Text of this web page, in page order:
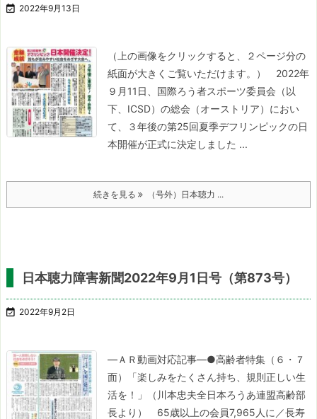
 2022年9月13日
（上の画像をクリックすると、２ページ分の
紙面が大きくご覧いただけます。）
2022年
９月11日、国際ろう者スポーツ委員会（以
下、ICSD）の総会（オーストリア）におい
て、３年後の第25回夏季デフリンピックの日
本開催が正式に決定しました ...
続きを見る （号外）日本聴力 ...
日本聴力障害新聞2022年9月1日号（第873号）
 2022年9月2日
―ＡＲ動画対応記事―●高齢者特集（６・７
面）
「楽しみをたくさん持ち、規則正しい生
活を！」
（川本忠夫全日本ろうあ連盟高齢部
長より）
65歳以上の会員7,965人に／長寿